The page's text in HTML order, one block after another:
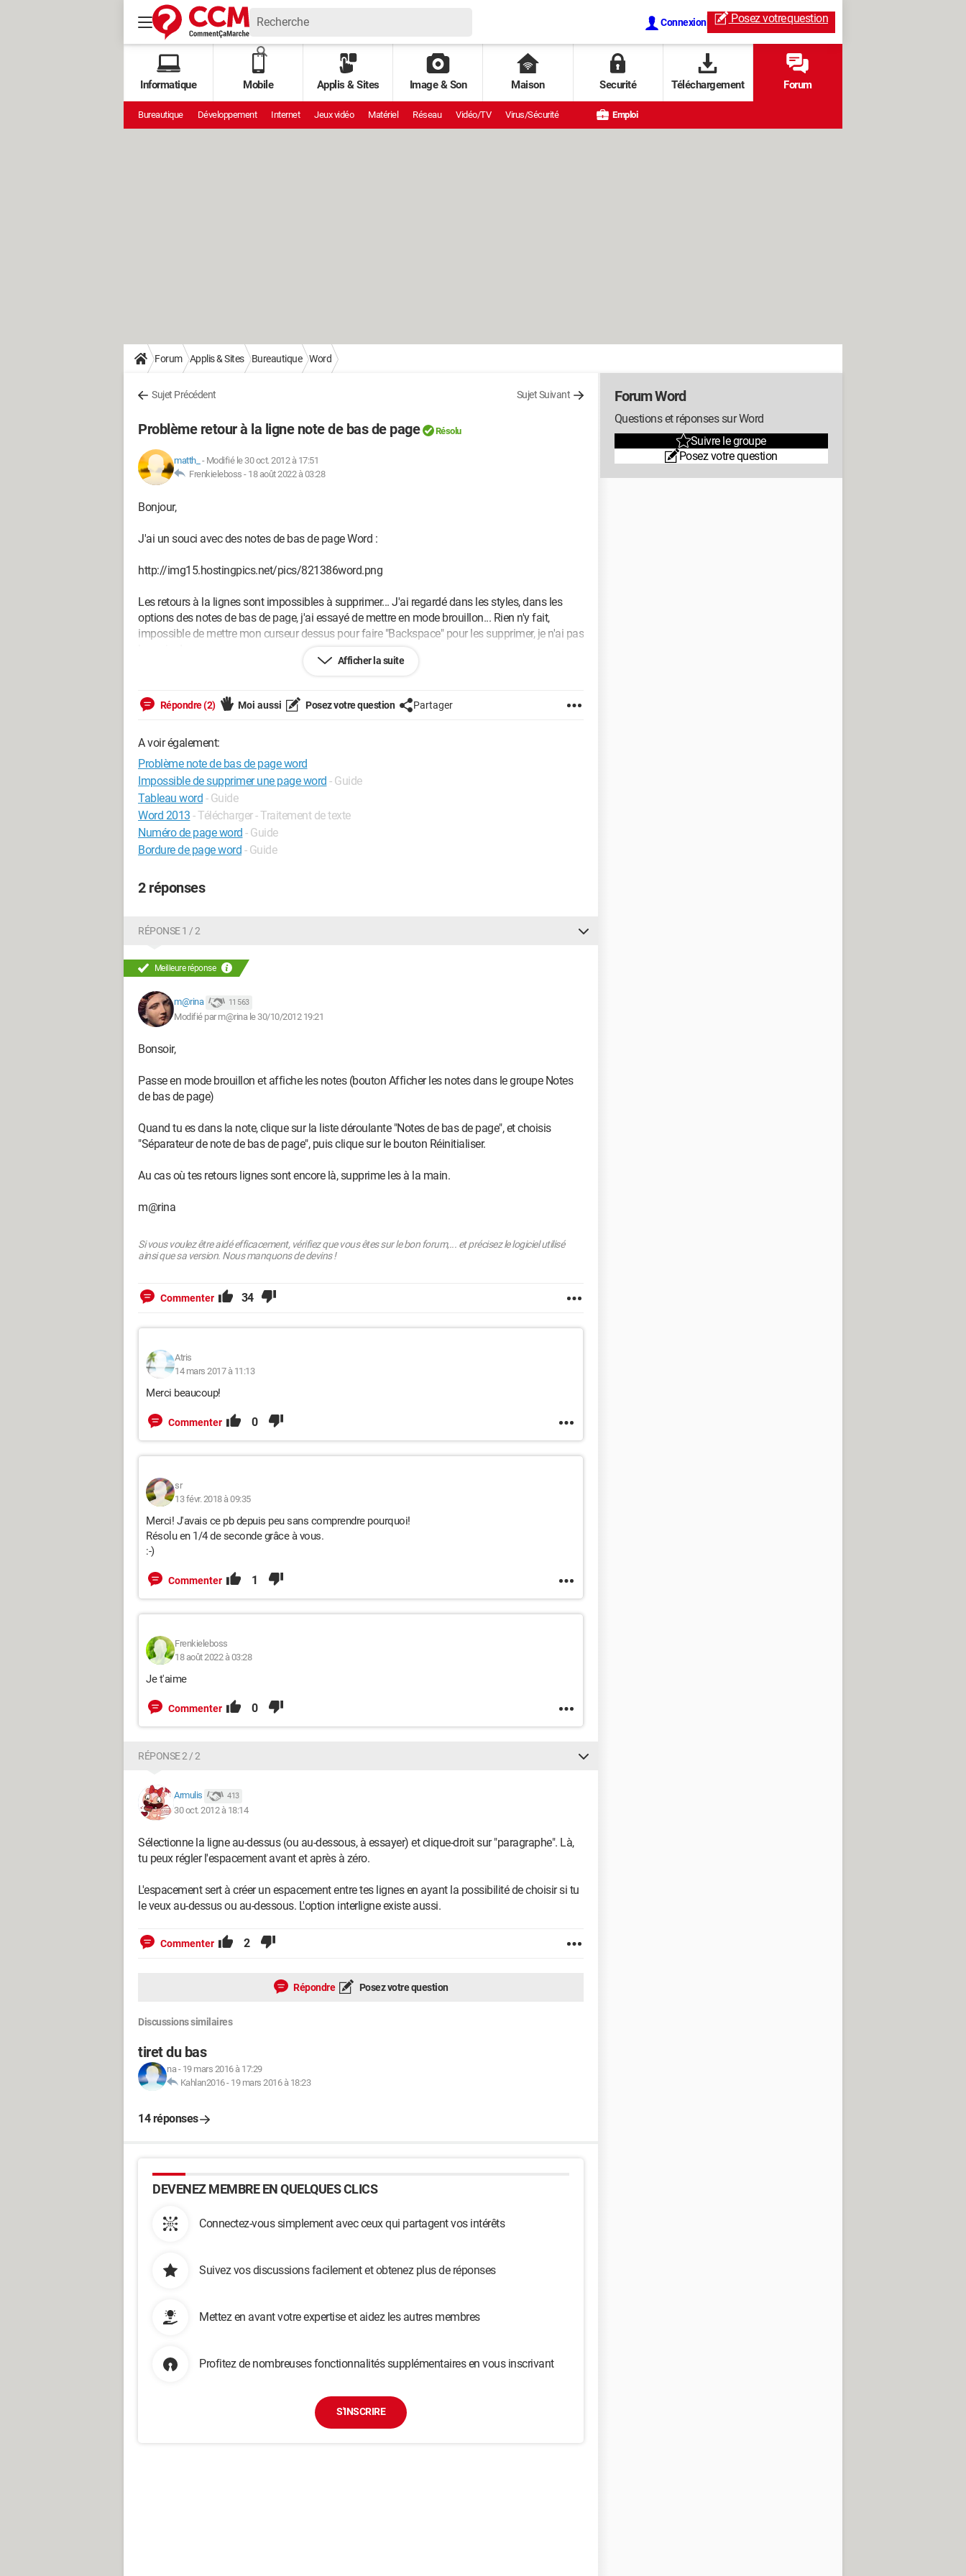
Connexion Posez votrequestion
Informatique Mobile Applis & Sites Image & Son Maison Securité Téléchargement Forum
Bureautique Développement Internet Jeux vidéo Matériel Réseau Vidéo/TV Virus/Sécurité Emploi
Forum Applis & Sites Bureautique Word
Sujet Précédent Sujet Suivant
Problème retour à la ligne note de bas de page Résolu
matth_ - Modifié le 30 oct. 2012 à 17:51
Frenkieleboss - 18 août 2022 à 03:28
Bonjour,
J'ai un souci avec des notes de bas de page Word :
http://img15.hostingpics.net/pics/821386word.png
Les retours à la lignes sont impossibles à supprimer... J'ai regardé dans les styles, dans les
options des notes de bas de page, j'ai essayé de mettre en mode brouillon... Rien n'y fait,
impossible de mettre mon curseur dessus pour faire "Backspace" pour les supprimer, je n'ai pas
Merci =)
Afficher la suite
Répondre (2) Moi aussi Posez votre question Partager
A voir également:
Problème note de bas de page word
Impossible de supprimer une page word - Guide
Tableau word - Guide
Word 2013 - Télécharger - Traitement de texte
Numéro de page word - Guide
Bordure de page word - Guide
2 réponses
RÉPONSE 1 / 2
Meilleure réponse
m@rina 11 563
Modifié par m@rina le 30/10/2012 19:21
Bonsoir,
Passe en mode brouillon et affiche les notes (bouton Afficher les notes dans le groupe Notes
de bas de page)
Quand tu es dans la note, clique sur la liste déroulante "Notes de bas de page", et choisis
"Séparateur de note de bas de page", puis clique sur le bouton Réinitialiser.
Au cas où tes retours lignes sont encore là, supprime les à la main.
m@rina
Si vous voulez être aidé efficacement, vérifiez que vous êtes sur le bon forum,... et précisez le logiciel utilisé
ainsi que sa version. Nous manquons de devins !
Commenter 34
Atris
14 mars 2017 à 11:13
Merci beaucoup!
Commenter 0
sr
13 févr. 2018 à 09:35
Merci! J'avais ce pb depuis peu sans comprendre pourquoi!
Résolu en 1/4 de seconde grâce à vous.
:-)
Commenter 1
Frenkieleboss
18 août 2022 à 03:28
Je t'aime
Commenter 0
RÉPONSE 2 / 2
Armulis 413
30 oct. 2012 à 18:14
Sélectionne la ligne au-dessus (ou au-dessous, à essayer) et clique-droit sur "paragraphe". Là,
tu peux régler l'espacement avant et après à zéro.
L'espacement sert à créer un espacement entre tes lignes en ayant la possibilité de choisir si tu
le veux au-dessus ou au-dessous. L'option interligne existe aussi.
Commenter 2
Répondre Posez votre question
Discussions similaires
tiret du bas
na- 19 mars 2016 à 17:29
Kahlan2016- 19 mars 2016 à 18:23
14 réponses
DEVENEZ MEMBRE EN QUELQUES CLICS
Connectez-vous simplement avec ceux qui partagent vos intérêts
Suivez vos discussions facilement et obtenez plus de réponses
Mettez en avant votre expertise et aidez les autres membres
Profitez de nombreuses fonctionnalités supplémentaires en vous inscrivant
S'INSCRIRE
Forum Word
Questions et réponses sur Word
Suivre le groupe
Posez votre question